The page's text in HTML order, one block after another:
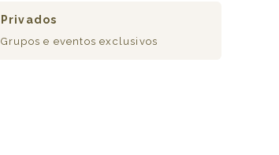
Privados
Grupos e eventos exclusivos